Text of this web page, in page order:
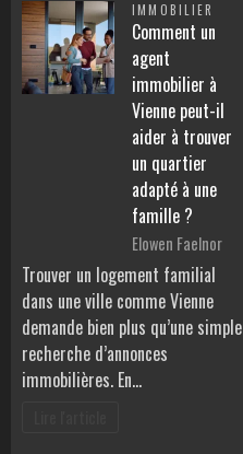
IMMOBILIER
Comment un
agent
immobilier à
Vienne peut-il
aider à trouver
un quartier
adapté à une
famille ?
Elowen Faelnor
Trouver un logement familial
dans une ville comme Vienne
demande bien plus qu’une simple
recherche d’annonces
immobilières. En…